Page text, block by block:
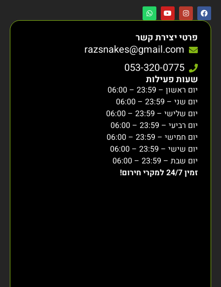
פרטי יצירת קשר
razsnakes@gmail.com
053-320-0775
שעות פעילות
יום ראשון – 23:59 – 06:00
יום שני – 23:59 – 06:00
יום שלישי – 23:59 – 06:00
יום רביעי – 23:59 – 06:00
יום חמישי – 23:59 – 06:00
יום שישי – 23:59 – 06:00
יום שבת – 23:59 – 06:00
זמין 24/7 למקרי חירום!